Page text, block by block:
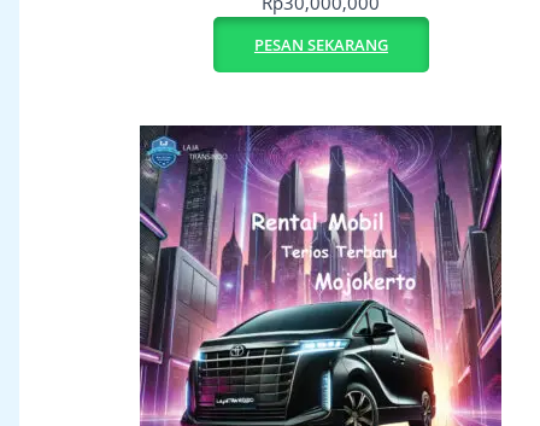
PESAN SEKARANG